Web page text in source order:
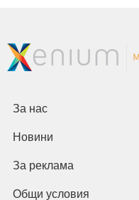
За нас
Новини
За реклама
Общи условия